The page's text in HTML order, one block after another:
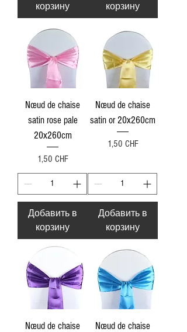
корзину корзину
Nœud de chaise
satin rose pale
20x260cm
Цена
1,50 CHF
Добавить в
корзину
Nœud de chaise
satin or 20x260cm
Цена
1,50 CHF
Добавить в
корзину
Nœud de chaise
Nœud de chaise